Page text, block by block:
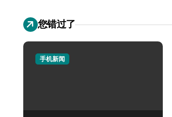
您错过了
手机新闻